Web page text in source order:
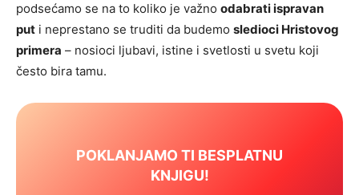
podsećamo se na to koliko je važno odabrati ispravan
put i neprestano se truditi da budemo sledioci Hristovog
primera – nosioci ljubavi, istine i svetlosti u svetu koji
često bira tamu.
POKLANJAMO TI BESPLATNU
KNJIGU!